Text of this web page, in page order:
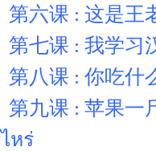
第六课 : 这是
第七课 : 我学
第八课 : 你吃什
第九课 : 苹果一
ไหร่